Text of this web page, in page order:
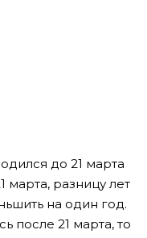
до 21 марта
марта, разницу лет
на один год.
после 21 марта, то